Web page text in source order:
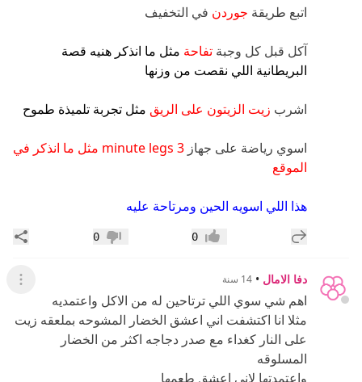
اتبع طريقة جوردن في التخفيف
آكل قبل كل وجبة تفاحة مثل ما انذكر هنيه قصة
البريطانية اللي نقصت من وزنها
اشرب زيت الزيتون على الريق مثل تجربة تلميذة طموح
اسوي رياضة على جهاز
3 minute legs مثل ما انذكر في
الموقع
هذا اللي اسويه الحين ومرتاحة عليه
إضافة رد جديد إعجاب0 عدم إعجاب
0
دفا الامال • 14 سنة عرض
اهم شي سوي اللي ترتاحين له من الاكل واعتمديه
مثلا انا اكتشفت اني اعشق الخضار المشوحه بملعقه زيت
على النار كغداء مع صدر دجاجه اكثر من الخضار
المسلوقه
واعتمدتها لاني اعشق طعمها